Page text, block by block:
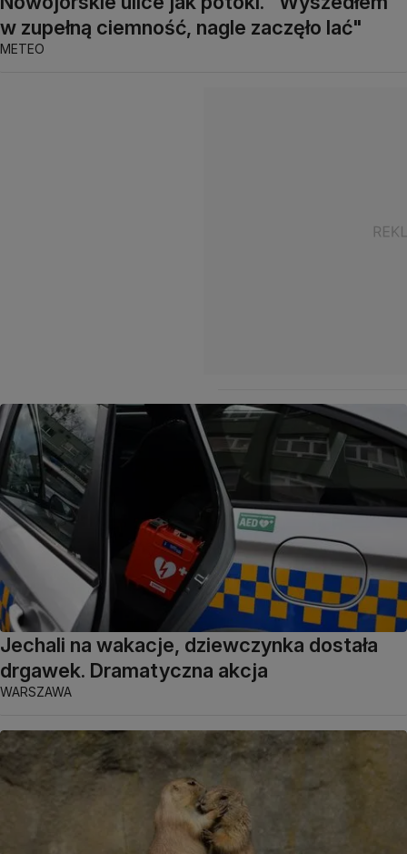
w zupełną ciemność, nagle zaczęło lać"
METEO
Jechali na wakacje, dziewczynka dostała
drgawek. Dramatyczna akcja
WARSZAWA